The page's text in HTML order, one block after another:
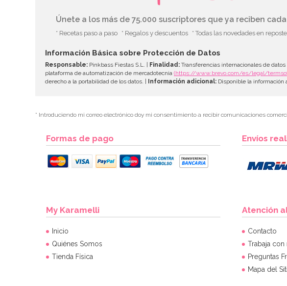
Únete a los más de 75.000 suscriptores que ya reciben
* Recetas paso a paso * Regalos y descuentos * Todas las novedades en
Información Básica sobre Protección de Datos
Responsable: Pinkbass Fiestas S.L. | Finalidad: Transferencias internacionales de datos
plataforma de automatización de mercadotecnia (https://www.brevo.com/es/legal/
derecho a la portabilidad de los datos. | Información adicional: Disponible la información
* Introduciendo mi correo electrónico doy mi consentimiento a recibir comunicaciones
Formas de pago Envíos
My Karamelli
Inicio
Quiénes Somos
Tienda Física
Atención
Contacto
Trabaja
Preguntas
Mapa del